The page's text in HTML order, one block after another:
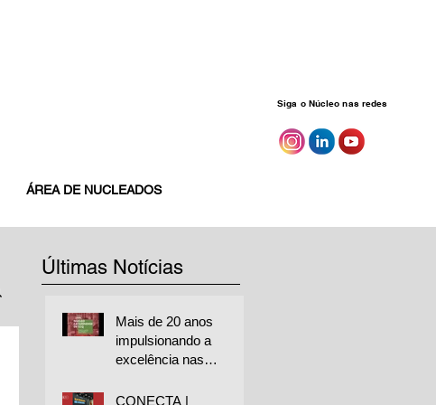
Siga o Núcleo nas redes
ÁREA DE NUCLEADOS
Últimas Notícias
Mais de 20 anos
impulsionando a
excelência nas
CONECTA |